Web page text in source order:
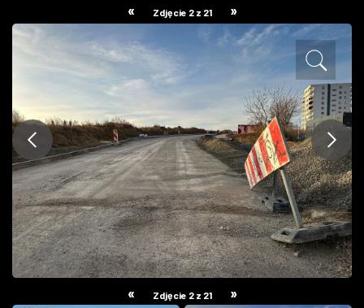
W RZESZOWIE
« Zdjęcie 2 z 21 »
« Zdjęcie 2 z 21 »